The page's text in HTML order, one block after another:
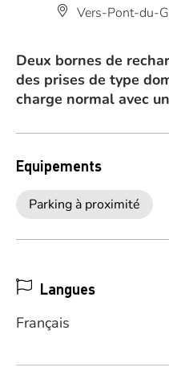
Vers-Pont-du-
Deux bornes de
des prises de type
charge normal avec
Equipements
Parking à proximité
Langues
Français